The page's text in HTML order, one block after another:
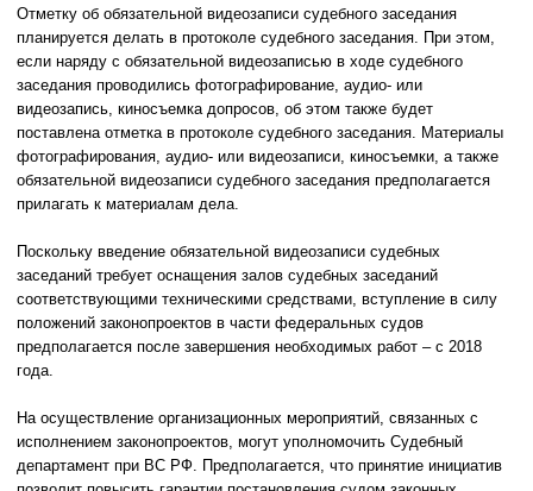
Отметку об обязательной видеозаписи судебного заседания
планируется делать в протоколе судебного заседания. При этом,
если наряду с обязательной видеозаписью в ходе судебного
заседания проводились фотографирование, аудио- или
видеозапись, киносъемка допросов, об этом также будет
поставлена отметка в протоколе судебного заседания. Материалы
фотографирования, аудио- или видеозаписи, киносъемки, а также
обязательной видеозаписи судебного заседания предполагается
прилагать к материалам дела.
Поскольку введение обязательной видеозаписи судебных
заседаний требует оснащения залов судебных заседаний
соответствующими техническими средствами, вступление в силу
положений законопроектов в части федеральных судов
предполагается после завершения необходимых работ – с 2018
года.
На осуществление организационных мероприятий, связанных с
исполнением законопроектов, могут уполномочить Судебный
департамент при ВС РФ. Предполагается, что принятие инициатив